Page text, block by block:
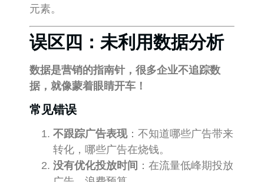
元素。
误区四：未利用数据分析
数据是营销的指南针，很多企业不追踪数
据，就像蒙着眼睛开车！
常见错误
不跟踪广告表现：不知道哪些广告带来
转化，哪些广告在烧钱。
没有优化投放时间 ：在流量低峰期投放